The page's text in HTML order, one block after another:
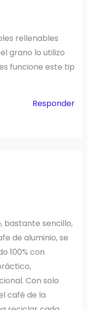
rellenables
grano lo utilizo
funcione este tip
Responder
bastante sencillo,
de aluminio, se
100% con
Con solo
café de la